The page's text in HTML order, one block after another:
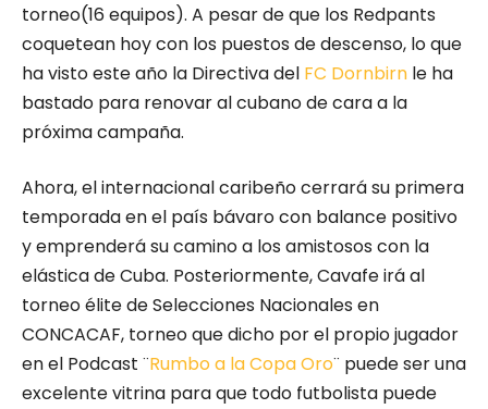
torneo(16 equipos). A pesar de que los Redpants
coquetean hoy con los puestos de descenso, lo que
ha visto este año la Directiva del FC Dornbirn le ha
bastado para renovar al cubano de cara a la
próxima campaña.
Ahora, el internacional caribeño cerrará su primera
temporada en el país bávaro con balance positivo
y emprenderá su camino a los amistosos con la
elástica de Cuba. Posteriormente, Cavafe irá al
torneo élite de Selecciones Nacionales en
CONCACAF, torneo que dicho por el propio jugador
en el Podcast ¨Rumbo a la Copa Oro¨ puede ser una
excelente vitrina para que todo futbolista puede